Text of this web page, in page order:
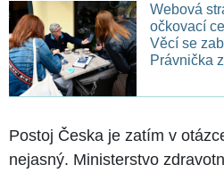
Webová
očkovací
Věcí se
Právnička
Postoj Česka je zatím v
nejasný. Ministerstvo